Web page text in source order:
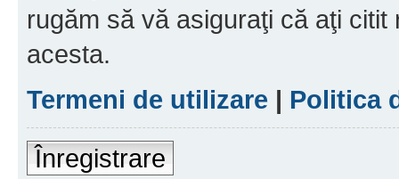
rugăm să vă asiguraţi că aţi
acesta.
Termeni de utilizare | Politica
Înregistrare